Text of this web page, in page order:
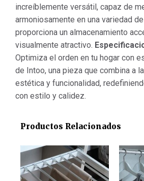
increíblemente versátil, capaz de
armoniosamente en una variedad
proporciona un almacenamiento
visualmente atractivo.
Optimiza el orden en tu hogar con
de Intoo, una pieza que combina a
estética y funcionalidad,
con estilo y calidez.
Productos Relacionados